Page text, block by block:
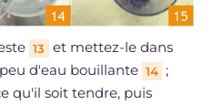
13
et mettez-le dans
d'eau bouillante 14 ;
qu'il soit tendre, puis